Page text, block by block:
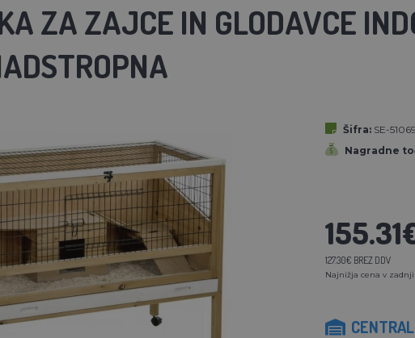
ZA ZAJCE IN GLODAVCE
Šifra: SE-
Nagradne
127.30€ BREZ DDV
Najnižja cena v